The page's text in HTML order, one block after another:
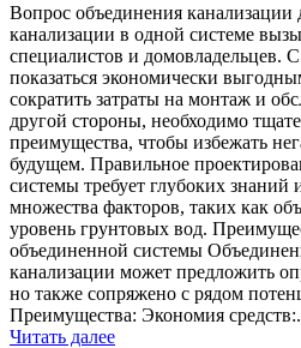
Вопрос объединения
канализации в одной системе
специалистов и домовладельцев.
показаться экономически
сократить затраты на монтаж и
другой стороны, необходимо
преимущества, чтобы избежать
будущем. Правильное
системы требует глубоких знаний
множества факторов, таких как
уровень грунтовых вод.
объединенной системы
канализации может предложить
но также сопряжено с рядом
Преимущества: Экономия
Читать далее